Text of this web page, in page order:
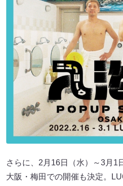
さらに、2月16日（水）～3月1
大阪・梅田での開催も決定。